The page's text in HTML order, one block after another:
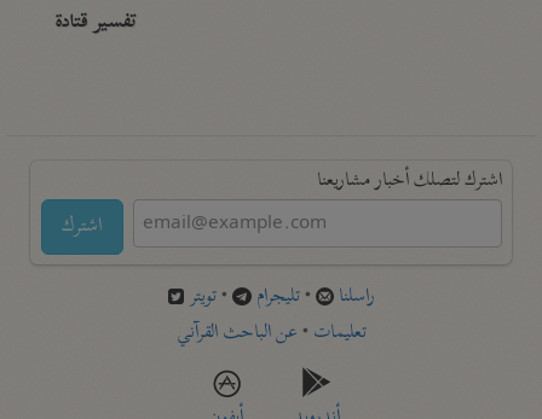
تفسير قتادة
اشترك لتصلك أخبار مشاريعنا
اشترك
راسلنا •تليجرام •تويتر
تعليمات •عن الباحث القرآني